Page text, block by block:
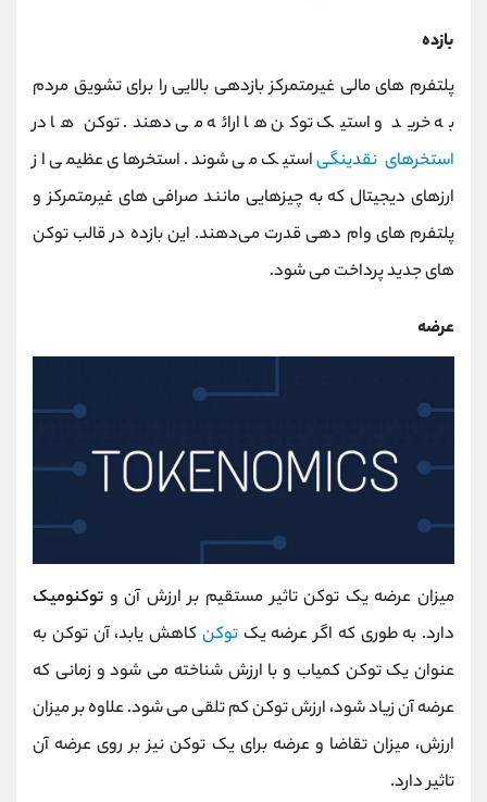
بازده
پلتفرم های مالی غیرمتمرکز بازدهی بالایی را برای تشویق مردم
به خرید و استیک توکن ها ارائه می دهند. توکن‌ ها در
استخرهای نقدینگیاستیک می شوند. استخرهای عظیمی از
ارزهای دیجیتال که به چیزهایی مانند صرافی‌ های غیرمتمرکز و
پلتفرم‌ های وام‌ دهی قدرت می‌دهند. این بازده در قالب توکن
های جدید پرداخت می شود.
عرضه
میزان عرضه یک توکن تاثیر مستقیم بر ارزش آن و توکنومیک
دارد. به طوری که اگر عرضه یکتوکن کاهش یابد، آن توکن به
عنوان یک توکن کمیاب و با ارزش شناخته می شود و زمانی که
عرضه آن زیاد شود، ارزش توکن کم تلقی می شود. علاوه بر میزان
ارزش، میزان تقاضا و عرضه برای یک توکن نیز بر روی عرضه آن
تاثیر دارد.